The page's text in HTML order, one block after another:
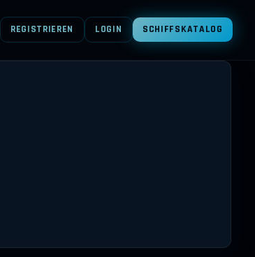
REGISTRIEREN LOGIN SCHIFFSKATALOG